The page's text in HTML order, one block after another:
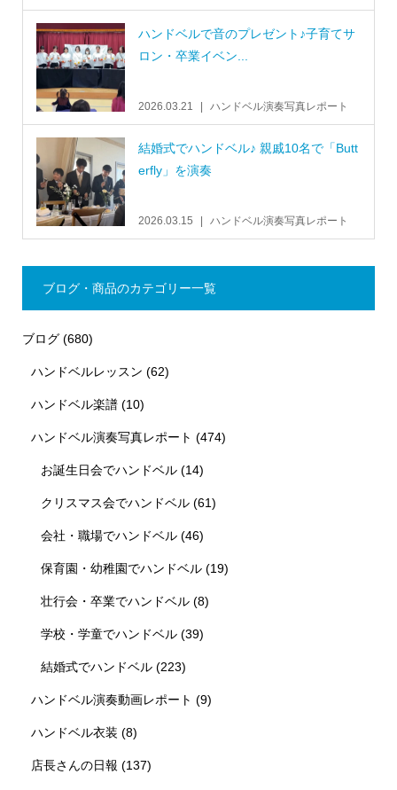
ハンドベルで音のプレゼント♪子育てサ
ロン・卒業イベン...
2026.03.21 ハンドベル演奏写真レポート
結婚式でハンドベル♪ 親戚10名で「Butt
erfly」を演奏
2026.03.15 ハンドベル演奏写真レポート
ブログ・商品のカテゴリー一覧
ブログ(680)
ハンドベルレッスン (62)
ハンドベル楽譜 (10)
ハンドベル演奏写真レポート (474)
お誕生日会でハンドベル(14)
クリスマス会でハンドベル(61)
会社・職場でハンドベル(46)
保育園・幼稚園でハンドベル(19)
壮行会・卒業でハンドベル(8)
学校・学童でハンドベル(39)
結婚式でハンドベル(223)
ハンドベル演奏動画レポート (9)
ハンドベル衣装 (8)
店長さんの日報 (137)